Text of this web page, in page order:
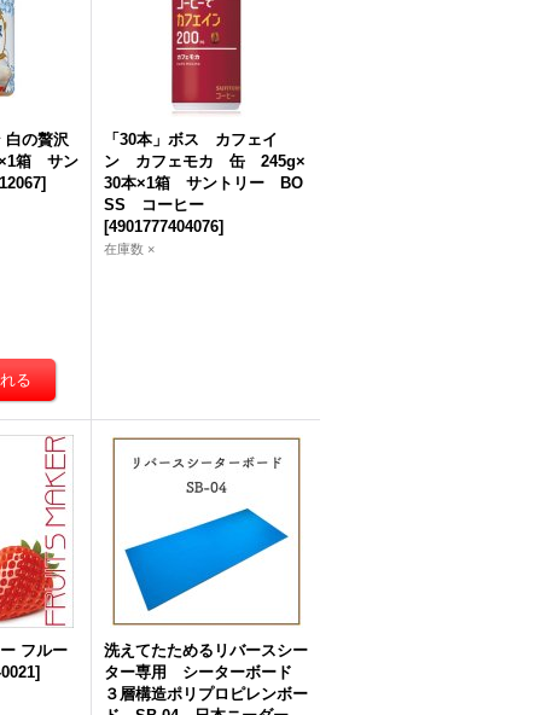
白の贅沢
箱 サン
]
「30本」ボス カフェイ
ン カフェモカ 缶 245g×
30本×1箱 サントリー BO
SS コーヒー
[4901777404076]
在庫数 ×
フルー
]
洗えてたためるリバースシー
ター専用 シーターボード
３層構造ポリプロピレンボー